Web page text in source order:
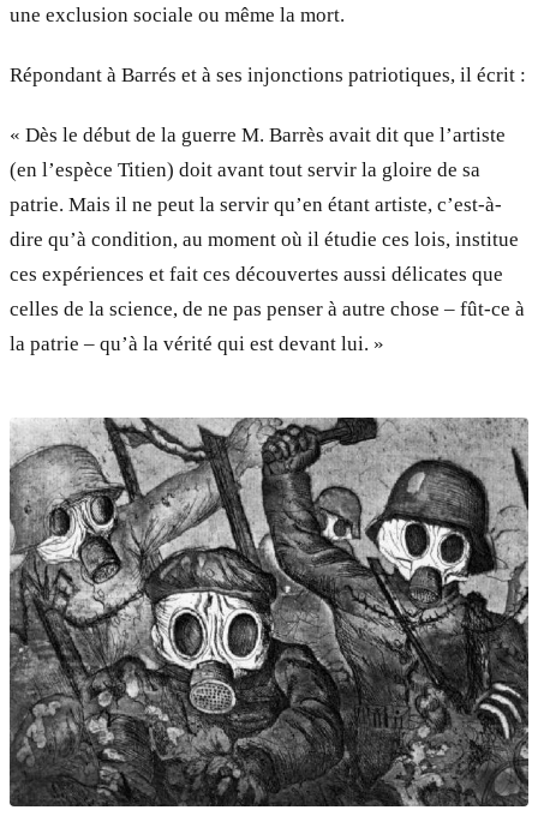
une exclusion sociale ou même la mort.
Répondant à Barrés et à ses injonctions patriotiques, il écrit :
« Dès le début de la guerre M. Barrès avait dit que l’artiste
(en l’espèce Titien) doit avant tout servir la gloire de sa
patrie. Mais il ne peut la servir qu’en étant artiste, c’est-à-
dire qu’à condition, au moment où il étudie ces lois, institue
ces expériences et fait ces découvertes aussi délicates que
celles de la science, de ne pas penser à autre chose – fût-ce à
la patrie – qu’à la vérité qui est devant lui. »